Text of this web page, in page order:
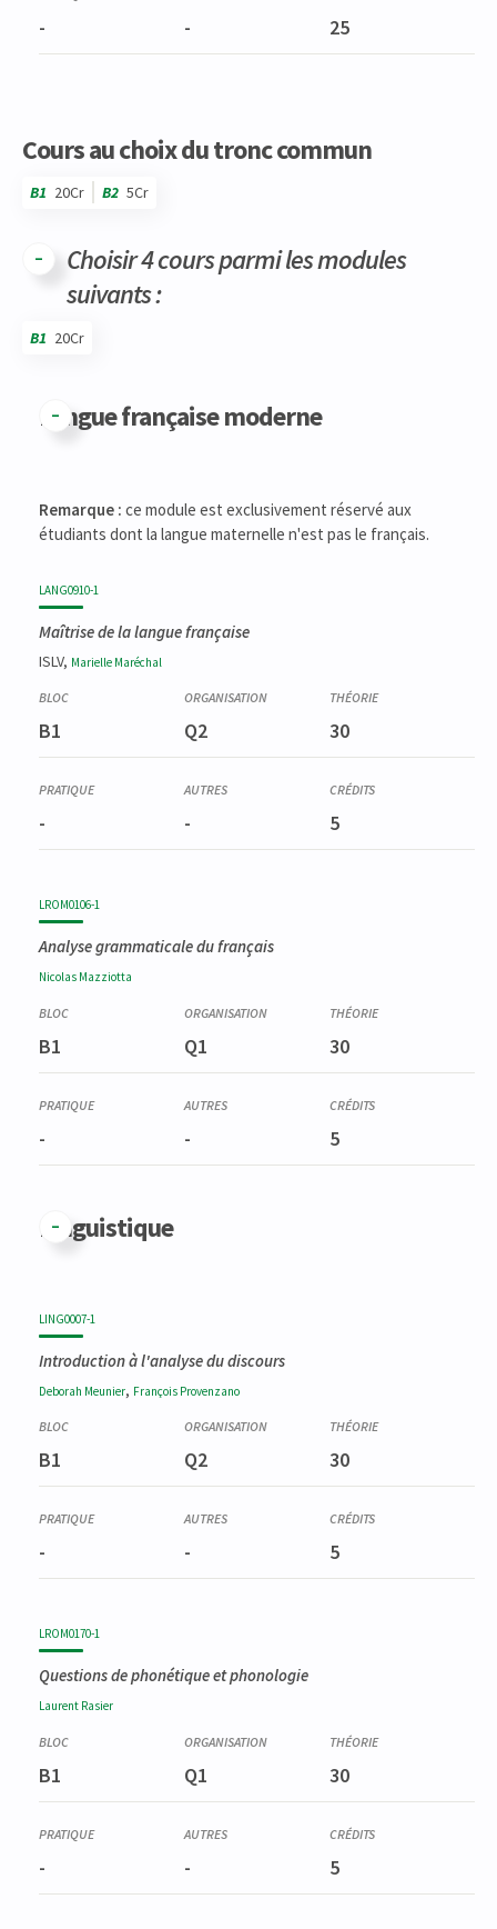
- - 25
Cours au choix du tronc commun
B1 20Cr B2 5Cr
Choisir 4 cours parmi les modules
suivants :
B1 20Cr
Langue française moderne
Remarque : ce module est exclusivement réservé aux
étudiants dont la langue maternelle n'est pas le français.
LANG0910-1
Maîtrise de la langue française
ISLV, Marielle Maréchal
B1 Q2 30
- - 5
LROM0106-1
Analyse grammaticale du français
Nicolas Mazziotta
B1 Q1 30
- - 5
Linguistique
LING0007-1
Introduction à l'analyse du discours
Deborah Meunier, François Provenzano
B1 Q2 30
- - 5
LROM0170-1
Questions de phonétique et phonologie
Laurent Rasier
B1 Q1 30
- - 5